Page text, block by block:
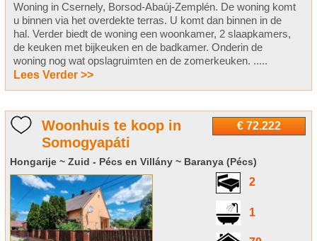
Woning in Csernely, Borsod-Abaúj-Zemplén. De woning komt
u binnen via het overdekte terras. U komt dan binnen in de
hal. Verder biedt de woning een woonkamer, 2 slaapkamers,
de keuken met bijkeuken en de badkamer. Onderin de
woning nog wat opslagruimten en de zomerkeuken. .....
Lees Verder >>
€ 72.222
Woonhuis te koop in
Somogyapáti
Hongarije ~ Zuid - Pécs en Villány ~ Baranya (Pécs)
2
1